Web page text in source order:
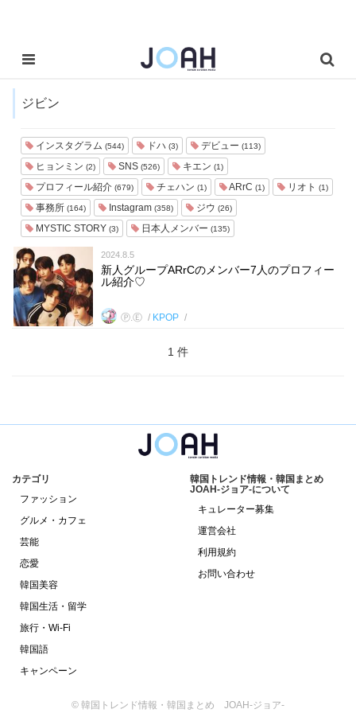
ジビン
インスタグラム (544) ドハ (3) デビュー (113)
ヒョンミン (2) SNS (526) キエン (1)
プロフィール紹介 (679) チェハン (1) ARrC (1) リオト (1)
事務所 (164) Instagram (358) ジウ (26)
MYSTIC STORY (3) 日本人メンバー (135)
2024.8.5
新人グループARrCのメンバー7人のプロフィー
ル紹介♡
Ⓟ.Ⓔ KPOP
1 件
カテゴリ
ファッション
グルメ・カフェ
芸能
恋愛
韓国美容
韓国生活・留学
旅行・Wi-Fi
韓国語
キャンペーン
韓国トレンド情報・韓国まとめ
JOAH-ジョア-について
キュレーター募集
運営会社
利用規約
お問い合わせ
© 韓国トレンド情報・韓国まとめ JOAH-ジョア-